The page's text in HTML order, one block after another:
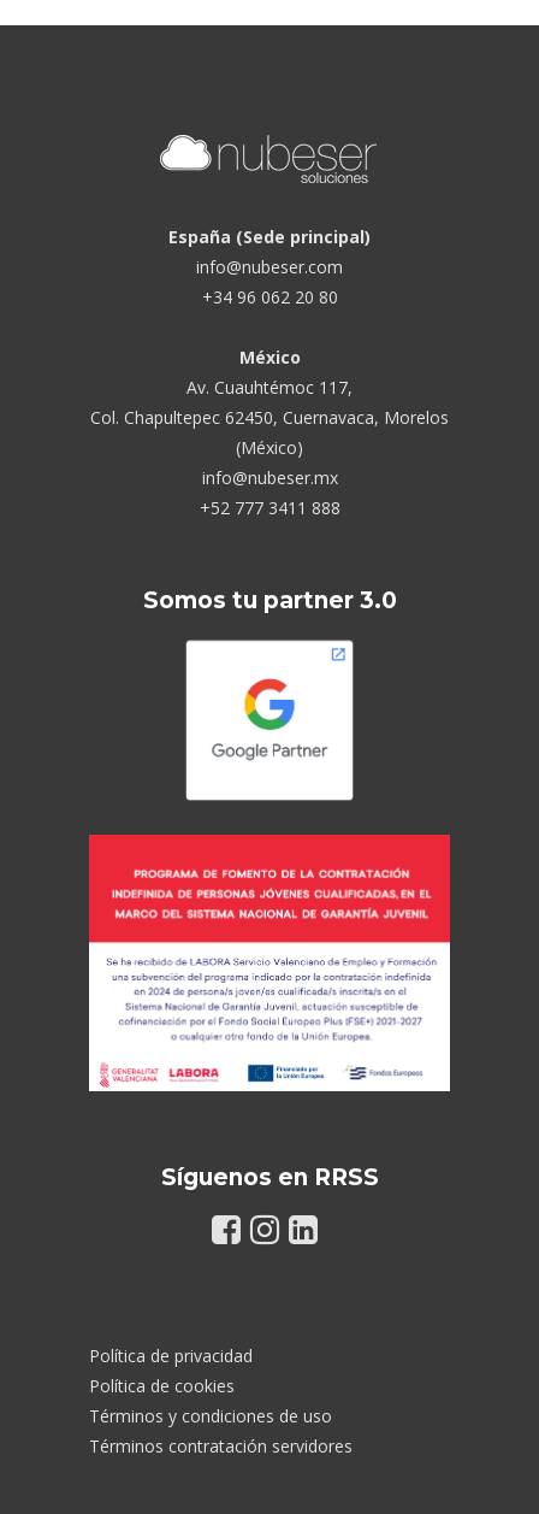
España (Sede principal)
info@nubeser.com
+34 96 062 20 80
México
Av. Cuauhtémoc 117,
Col. Chapultepec 62450, Cuernavaca, Morelos
(México)
info@nubeser.mx
+52 777 3411 888
Somos tu partner 3.0
Síguenos en RRSS
Política de privacidad
Política de cookies
Términos y condiciones de uso
Términos contratación servidores